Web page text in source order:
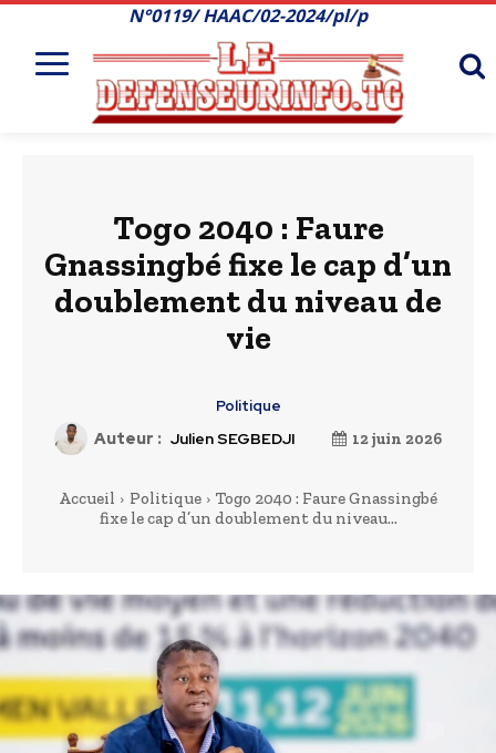
N°0119/ HAAC/02-2024/pl/p
Togo 2040 : Faure
Gnassingbé fixe le cap d’un
doublement du niveau de
vie
Politique
Auteur : Julien SEGBEDJI 12 juin 2026
Accueil Politique
Togo 2040 : Faure Gnassingbé
fixe le cap d’un doublement du niveau...